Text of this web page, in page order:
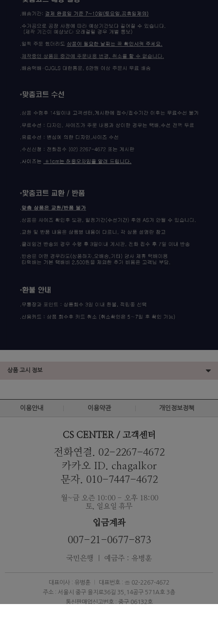
상품 고시 정보
이용안내 이용약관 개인정보정책
CS CENTER / 고객센터
전화연결. 02-2267-4672
카카오 ID. chagalkor
문자. 010-7447-4672
월~금 오즌 10:00 - 오후 18:00
토, 일요일 휴무
입금계좌
007-21-0677-873
국민은행 ｜ 예금주 : 유병훈
대표이사 : 유병훈
대표번호 : ☏ 02-2267-4672
주소 : 서울시 중구 을지로36길 35,14공구 571A호 3층
통신판매업신고번호 : 중구 06132호